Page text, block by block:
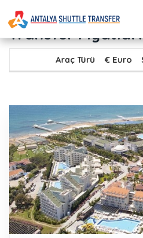
KAPADOKYA -
Transfer Fiyatları
Araç Türü € Euro